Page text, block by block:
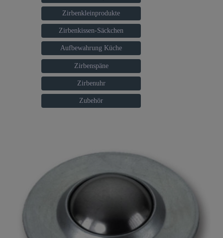
Zirbenkleinprodukte
Zirbenkissen-Säckchen
Aufbewahrung Küche
Zirbenspäne
Zirbenuhr
Zubehör